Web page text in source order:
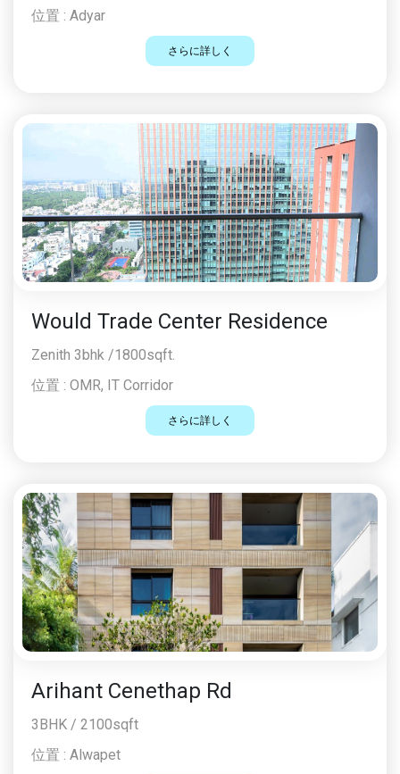
位置 : Adyar
さらに詳しく
Would Trade Center Residence
Zenith 3bhk /1800sqft.
位置 : OMR, IT Corridor
さらに詳しく
Arihant Cenethap Rd
3BHK / 2100sqft
位置 : Alwapet